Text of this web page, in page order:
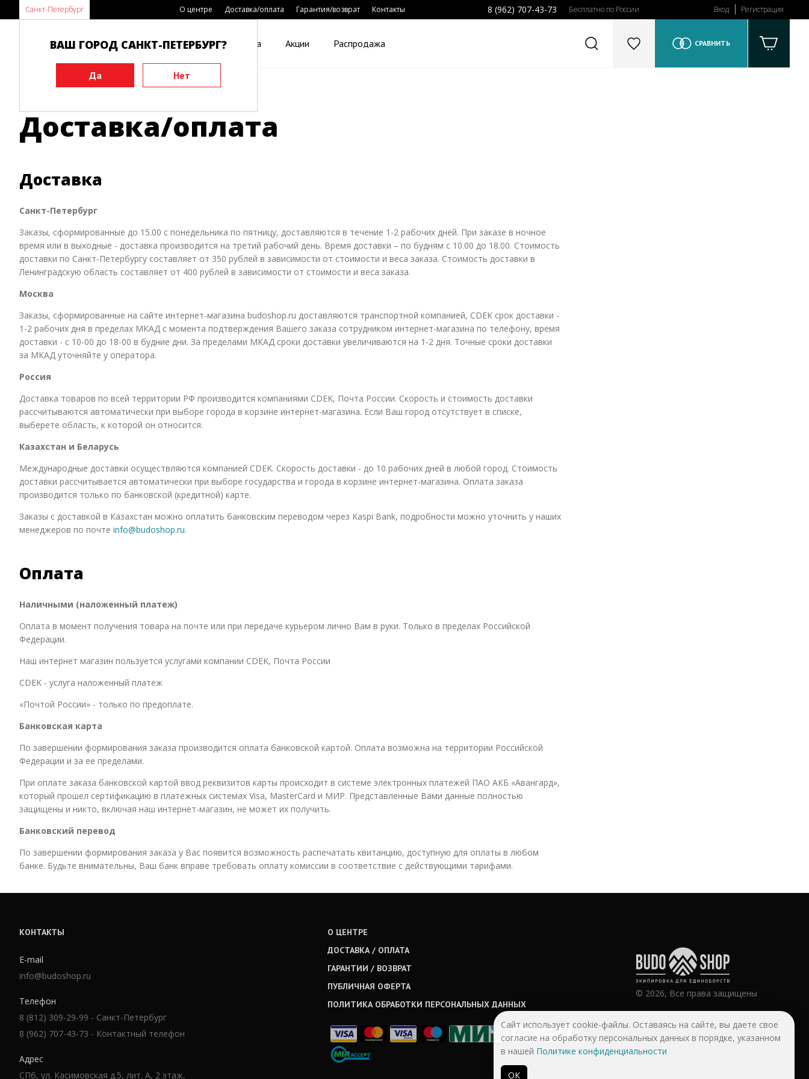
Санкт-Петербург О центре Доставка/оплата Гарантия/возврат Контакты 8 (962) 707-43-73 Бесплатно по России Вход Регистрация
Каталог Виды спорта Акции Распродажа СРАВНИТЬ
ВАШ ГОРОД САНКТ-ПЕТЕРБУРГ?
Доставка/оплата
Доставка
Санкт-Петербург
Заказы, сформированные до 15.00 с понедельника по пятницу, доставляются в течение 1-2 рабочих дней. При заказе в ночное
время или в выходные - доставка производится на третий рабочий день. Время доставки – по будням с 10.00 до 18.00. Стоимость
доставки по Санкт-Петербургу составляет от 350 рублей в зависимости от стоимости и веса заказа. Стоимость доставки в
Ленинградскую область составляет от 400 рублей в зависимости от стоимости и веса заказа.
Москва
Заказы, сформированные на сайте интернет-магазина budoshop.ru доставляются транспортной компанией, CDEK срок доставки -
1-2 рабочих дня в пределах МКАД с момента подтверждения Вашего заказа сотрудником интернет-магазина по телефону, время
доставки - с 10-00 до 18-00 в будние дни. За пределами МКАД сроки доставки увеличиваются на 1-2 дня. Точные сроки доставки
за МКАД уточняйте у оператора.
Россия
Доставка товаров по всей территории РФ производится компаниями CDEK, Почта России. Скорость и стоимость доставки
рассчитываются автоматически при выборе города в корзине интернет-магазина. Если Ваш город отсутствует в списке,
выберете область, к которой он относится.
Казахстан и Беларусь
Международные доставки осуществляются компанией CDEK. Скорость доставки - до 10 рабочих дней в любой город. Стоимость
доставки рассчитывается автоматически при выборе государства и города в корзине интернет-магазина. Оплата заказа
производится только по банковской (кредитной) карте.
Заказы с доставкой в Казахстан можно оплатить банковским переводом через Kaspi Bank, подробности можно уточнить у наших
менеджеров по почте info@budoshop.ru.
Оплата
Наличными (наложенный платеж)
Оплата в момент получения товара на почте или при передаче курьером лично Вам в руки. Только в пределах Российской
Федерации.
Наш интернет магазин пользуется услугами компании CDEK, Почта России
CDEK - услуга наложенный платеж
«Почтой России» - только по предоплате.
Банковская карта
По завершении формирования заказа производится оплата банковской картой. Оплата возможна на территории Российской
Федерации и за ее пределами.
При оплате заказа банковской картой ввод реквизитов карты происходит в системе электронных платежей ПАО АКБ «Авангард»,
который прошел сертификацию в платежных системах Visa, MasterCard и МИР. Представленные Вами данные полностью
защищены и никто, включая наш интернет-магазин, не может их получить.
Банковский перевод
По завершении формирования заказа у Вас появится возможность распечатать квитанцию, доступную для оплаты в любом
банке. Будьте внимательны, Ваш банк вправе требовать оплату комиссии в соответствие с действующими тарифами.
КОНТАКТЫ
E-mail
info@budoshop.ru
Телефон
8 (812) 309-29-99 - Санкт-Петербург
8 (962) 707-43-73 - Контактный телефон
Адрес
СПб, ул. Касимовская д.5, лит. А, 2 этаж,
О ЦЕНТРЕ
ДОСТАВКА / ОПЛАТА
ГАРАНТИИ / ВОЗВРАТ
ПУБЛИЧНАЯ ОФЕРТА
ПОЛИТИКА ОБРАБОТКИ ПЕРСОНАЛЬНЫХ ДАННЫХ
© 2026, Все права защищены
Сайт использует cookie-файлы. Оставаясь на сайте, вы даете свое
согласие на обработку персональных данных в порядке, указанном
в нашей Политике конфиденциальности
ОК